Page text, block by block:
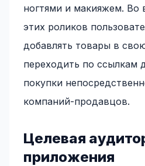
ногтями и макияжем. Во
этих роликов
добавлять товары в
переходить по ссылкам
покупки
компаний-продавцов.
Целевая
приложения